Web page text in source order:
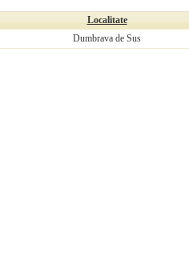
Localitate
Dumbrava de Sus